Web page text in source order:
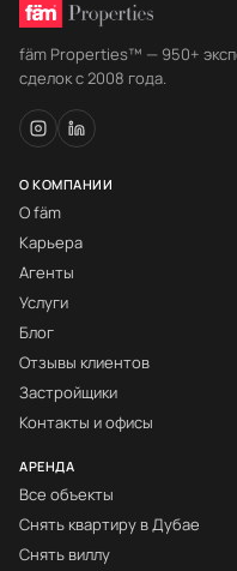
fäm Properties™ — 950+
сделок с 2008 года.
О КОМПАНИИ
О fäm
Карьера
Агенты
Услуги
Блог
Отзывы клиентов
Застройщики
Контакты и офисы
АРЕНДА
Все объекты
Снять квартиру в Дубае
Снять виллу